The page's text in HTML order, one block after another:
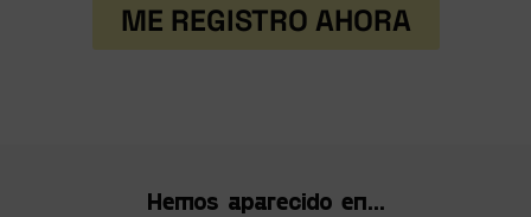
ME REGISTRO AHORA
Hemos aparecido en...